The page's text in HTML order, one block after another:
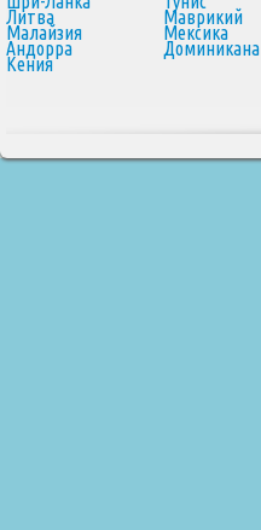
Литва Маврикий
Малайзия Мексика
Андорра Доминикана
Кения